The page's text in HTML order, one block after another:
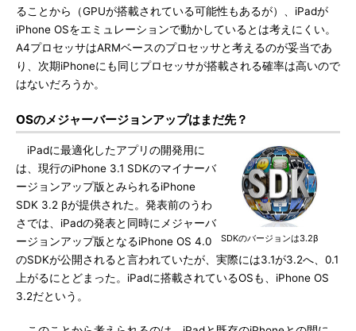
ることから（GPUが搭載されている可能性もあるが）、iPadが
iPhone OSをエミュレーションで動かしているとは考えにくい。
A4プロセッサはARMベースのプロセッサと考えるのが妥当であ
り、次期iPhoneにも同じプロセッサが搭載される確率は高いので
はないだろうか。
OSのメジャーバージョンアップはまだ先？
SDKのバージョンは3.2β
iPadに最適化したアプリの開発用に
は、現行のiPhone 3.1 SDKのマイナーバ
ージョンアップ版とみられるiPhone
SDK 3.2 βが提供された。発表前のうわ
さでは、iPadの発表と同時にメジャーバ
ージョンアップ版となるiPhone OS 4.0
のSDKが公開されると言われていたが、実際には3.1が3.2へ、0.1
上がるにとどまった。iPadに搭載されているOSも、iPhone OS
3.2だという。